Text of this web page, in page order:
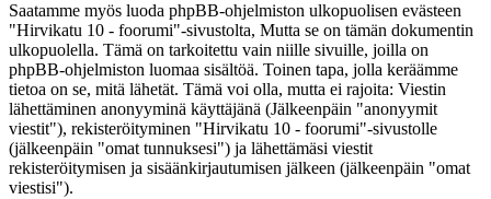
Saatamme myös luoda phpBB-ohjelmiston ulkopuolisen evästeen
"Hirvikatu 10 - foorumi"-sivustolta, Mutta se on tämän dokumentin
ulkopuolella. Tämä on tarkoitettu vain niille sivuille, joilla on
phpBB-ohjelmiston luomaa sisältöä. Toinen tapa, jolla keräämme
tietoa on se, mitä lähetät. Tämä voi olla, mutta ei rajoita: Viestin
lähettäminen anonyyminä käyttäjänä (Jälkeenpäin "anonyymit
viestit"), rekisteröityminen "Hirvikatu 10 - foorumi"-sivustolle
(jälkeenpäin "omat tunnuksesi") ja lähettämäsi viestit
rekisteröitymisen ja sisäänkirjautumisen jälkeen (jälkeenpäin "omat
viestisi").